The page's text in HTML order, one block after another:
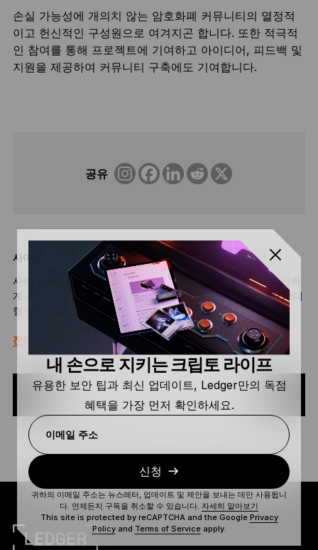
손실 가능성에 개의치 않는 암호화폐 커뮤니티의 열정적
이고 헌신적인 구성원으로 여겨지곤 합니다. 또한 적극적
인 참여를 통해 프로젝트에 기여하고 아이디어, 피드백 및
지원을 제공하여 커뮤니티 구축에도 기여합니다.
공유
사이너
사이너는 오프라인 개인 키를 사용해 블록체인 트랜잭션을 안전하
게 승인하는 장치로, 100% 사용자 스스로 관리하는 셀프 커스터디
형 디지털 신원에 필요한 하드웨어 디바이스입니다.
전체 정의
내 손으로 지키는 크립토 라이프
유용한 보안 팁과 최신 업데이트, Ledger만의 독점
혜택을 가장 먼저 확인하세요.
이메일 주소
신청
귀하의 이메일 주소는 뉴스레터, 업데이트 및 제안을 보내는 데만 사용됩니
다. 언제든지 구독을 취소할 수 있습니다. 자세히 알아보기
This site is protected by reCAPTCHA and the Google Privacy
Policyand Terms of Serviceapply.